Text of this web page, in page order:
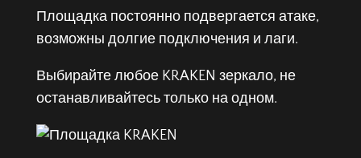
Площадка постоянно подвергается атаке,
возможны долгие подключения и лаги.
Выбирайте любое KRAKEN зеркало, не
останавливайтесь только на одном.